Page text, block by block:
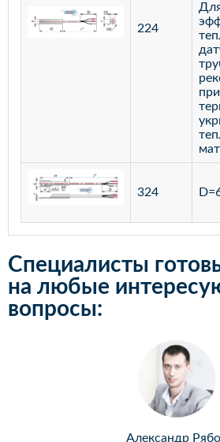
224
324
Специалисты
на любые
вопросы:
Александр